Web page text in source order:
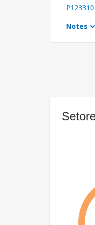
P123310
Notes